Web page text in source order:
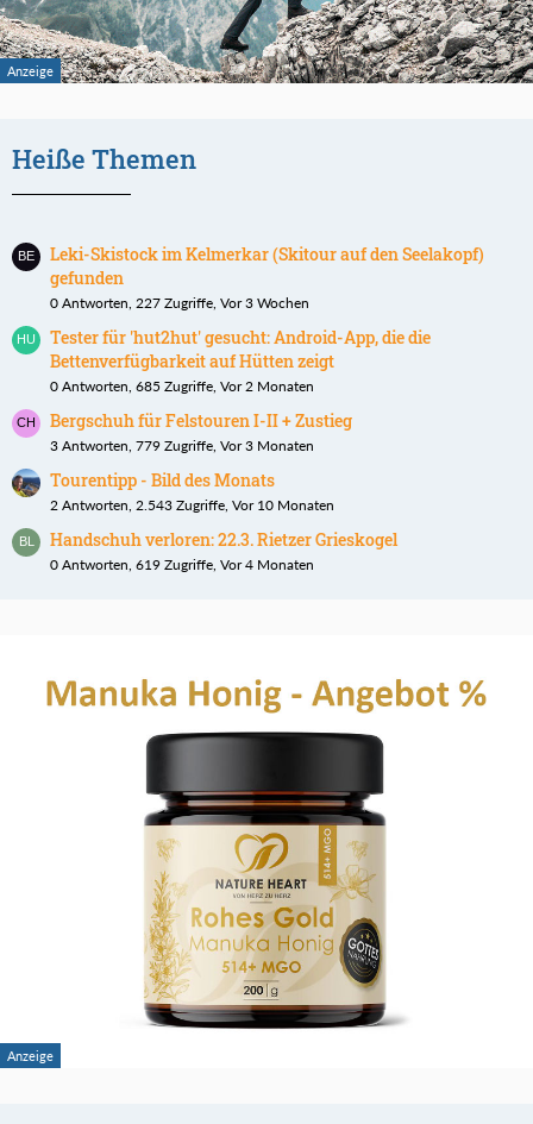
Heiße Themen
Leki-Skistock im Kelmerkar (Skitour auf den Seelakopf)
gefunden
0 Antworten, 227 Zugriffe, Vor 3 Wochen
Tester für 'hut2hut' gesucht: Android-App, die die
Bettenverfügbarkeit auf Hütten zeigt
0 Antworten, 685 Zugriffe, Vor 2 Monaten
Bergschuh für Felstouren I-II + Zustieg
3 Antworten, 779 Zugriffe, Vor 3 Monaten
Tourentipp - Bild des Monats
2 Antworten, 2.543 Zugriffe, Vor 10 Monaten
Handschuh verloren: 22.3. Rietzer Grieskogel
0 Antworten, 619 Zugriffe, Vor 4 Monaten